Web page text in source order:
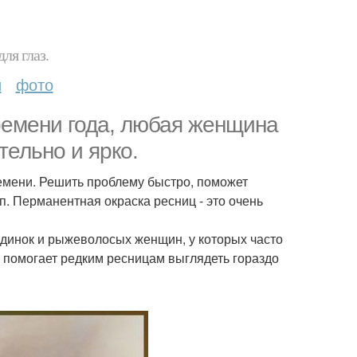
глаз.
фото
года, любая женщина
и ярко.
Решить проблему быстро, поможет
Перманентная окраска ресниц - это очень
и рыжеволосых женщин, у которых часто
редким ресницам выглядеть гораздо